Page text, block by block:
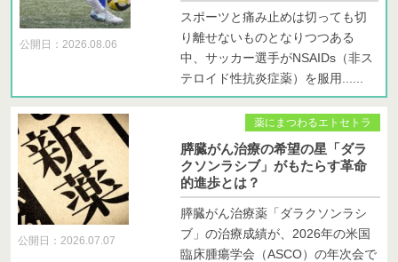
公開日：2026.08.06
スポーツと痛み止めは切っても切
り離せないものとなりつつある
中、サッカー選手がNSAIDs（非ス
テロイド性抗炎症薬）を服用......
公開日：2026.07.07
薬にまつわるエトセトラ
膵臓がん治療の希望の星「ダラ
クソンラシブ」がもたらす革命
的進歩とは？
膵臓がん治療薬「ダラクソンラシ
ブ」の治療成績が、2026年の米国
臨床腫瘍学会（ASCO）の年次会で